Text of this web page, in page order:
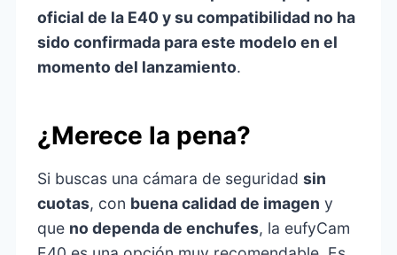
oficial de la E40 y su compatibilidad no ha
sido confirmada para este modelo en el
momento del lanzamiento.
¿Merece la pena?
Si buscas una cámara de seguridadsin
cuotas, con buena calidad de imagen y
que no dependa de enchufes, la eufyCam